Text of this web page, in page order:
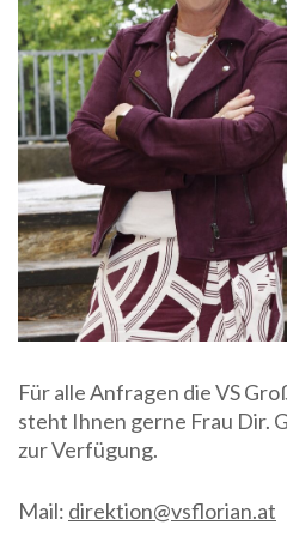
Für alle Anfragen die VS
steht Ihnen gerne Frau Dir.
zur Verfügung.
Mail: direktion@vsflorian.at